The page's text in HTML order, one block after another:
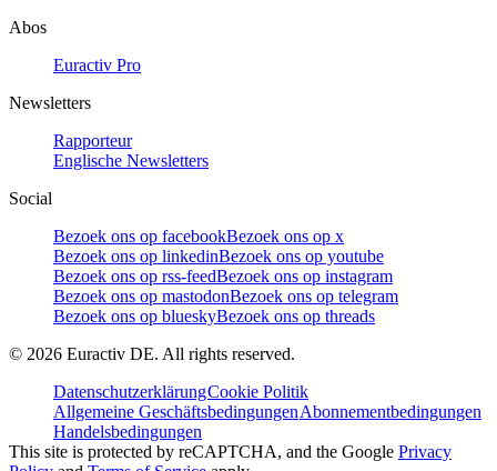
Abos
Euractiv Pro
Newsletters
Rapporteur
Englische Newsletters
Social
Bezoek ons op facebookBezoek ons op x
Bezoek ons op linkedinBezoek ons op youtube
Bezoek ons op rss-feedBezoek ons op instagram
Bezoek ons op mastodonBezoek ons op telegram
Bezoek ons op blueskyBezoek ons op threads
© 2026 Euractiv DE. All rights reserved.
DatenschutzerklärungCookie Politik
Allgemeine GeschäftsbedingungenAbonnementbedingungen
Handelsbedingungen
This site is protected by reCAPTCHA, and the Google Privacy